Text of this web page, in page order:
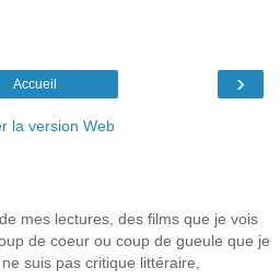
›
Accueil
la version Web
mes lectures, des films que je vois
de coeur ou coup de gueule que je
suis pas critique littéraire,